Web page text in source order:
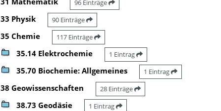
96 Einträge
33 Physik 90 Einträge
35 Chemie 117 Einträge
35.14 Elektrochemie 1 Eintrag
35.70 Biochemie: Allgemeines 1 Eintrag
38 Geowissenschaften 28 Einträge
38.73 Geodäsie 1 Eintrag